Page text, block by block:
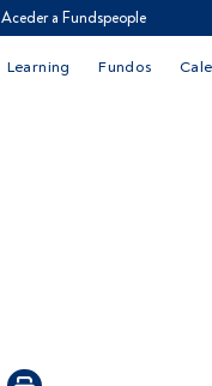
Aceder a Fundspeople
Learning Fundos